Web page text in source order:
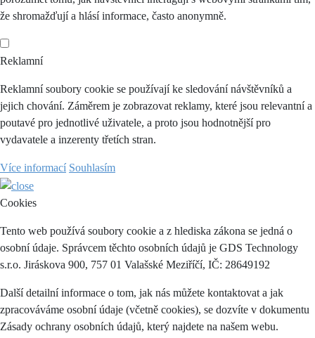
že shromažďují a hlásí informace, často anonymně.
Reklamní
Reklamní soubory cookie se používají ke sledování návštěvníků a
jejich chování. Záměrem je zobrazovat reklamy, které jsou relevantní a
poutavé pro jednotlivé uživatele, a proto jsou hodnotnější pro
vydavatele a inzerenty třetích stran.
Více informací Souhlasím
Cookies
Tento web používá soubory cookie a z hlediska zákona se jedná o
osobní údaje. Správcem těchto osobních údajů je GDS Technology
s.r.o. Jiráskova 900, 757 01 Valašské Meziříčí, IČ: 28649192
Další detailní informace o tom, jak nás můžete kontaktovat a jak
zpracováváme osobní údaje (včetně cookies), se dozvíte v dokumentu
Zásady ochrany osobních údajů, který najdete na našem webu.